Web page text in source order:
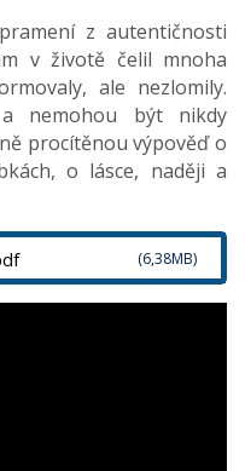
z autentičnosti
v životě čelil mnoha
ale nezlomily.
nemohou být nikdy
procítěnou výpověď o
o lásce, naději a
(6,38MB)